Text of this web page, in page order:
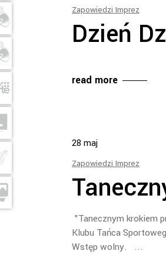
Zapowiedzi Imprez
Dzień
read more
28 maj
Zapowiedzi Imprez
"Tanecznym krokiem
Klubu Tańca
Wstęp wolny.